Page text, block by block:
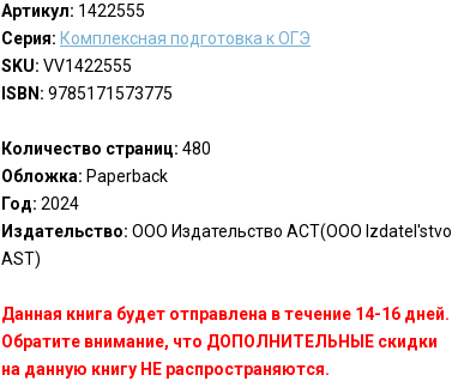
Артикул: 1422555
Серия: Комплексная подготовка к ОГЭ
SKU: VV1422555
ISBN: 9785171573775
Количество страниц: 480
Обложка: Paperback
Год: 2024
Издательство: ООО Издательство АСТ(OOO Izdatel'stvo
AST)
Данная книга будет отправлена в течение 14-16 дней.
Обратите внимание, что ДОПОЛНИТЕЛЬНЫЕ скидки
на данную книгу НЕ распространяются.